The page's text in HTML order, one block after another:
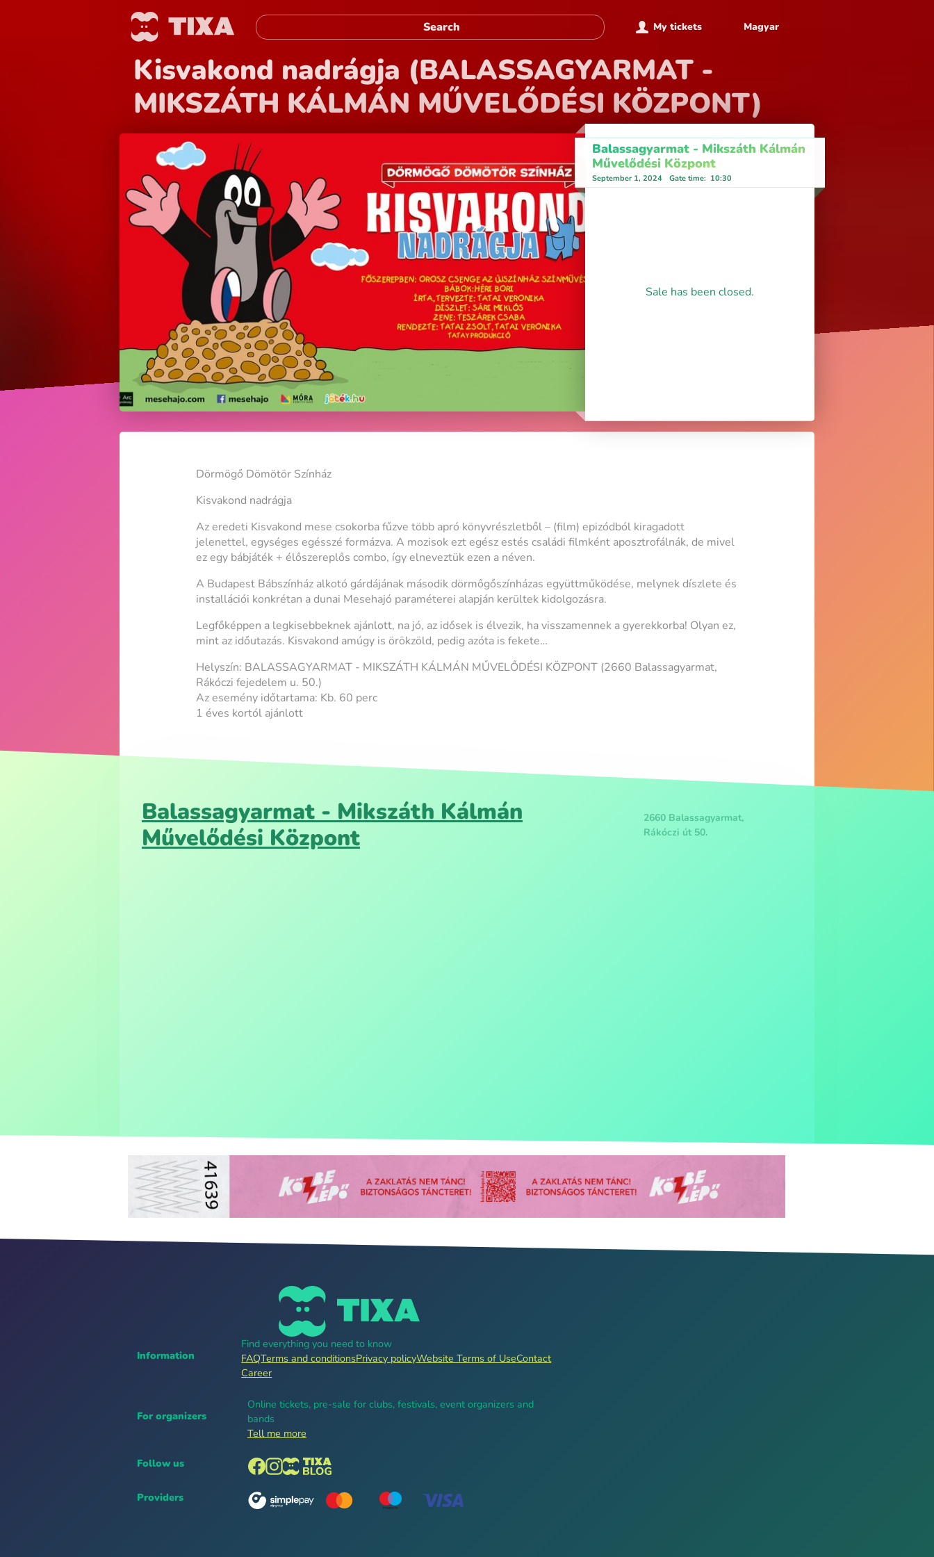
My tickets Magyar
Kisvakond nadrágja (BALASSAGYARMAT -
MIKSZÁTH KÁLMÁN MŰVELŐDÉSI KÖZPONT)
Balassagyarmat - Mikszáth Kálmán
Művelődési Központ
September 1, 2024 Gate time: 10:30
Sale has been closed.
Dörmögő Dömötör Színház
Kisvakond nadrágja
Az eredeti Kisvakond mese csokorba fűzve több apró könyvrészletből – (film) epizódból kiragadott
jelenettel, egységes egésszé formázva. A mozisok ezt egész estés családi filmként aposztrofálnák, de mivel
ez egy bábjáték + élőszereplős combo, így elneveztük ezen a néven.
A Budapest Bábszínház alkotó gárdájának második dörmőgőszínházas együttműködése, melynek díszlete és
installációi konkrétan a dunai Mesehajó paraméterei alapján kerültek kidolgozásra.
Legfőképpen a legkisebbeknek ajánlott, na jó, az idősek is élvezik, ha visszamennek a gyerekkorba! Olyan ez,
mint az időutazás. Kisvakond amúgy is örökzöld, pedig azóta is fekete…
Helyszín: BALASSAGYARMAT - MIKSZÁTH KÁLMÁN MŰVELŐDÉSI KÖZPONT (2660 Balassagyarmat,
Rákóczi fejedelem u. 50.)
Az esemény időtartama: Kb. 60 perc
1 éves kortól ajánlott
Balassagyarmat - Mikszáth Kálmán
Művelődési Központ
2660 Balassagyarmat,
Rákóczi út 50.
Information
Find everything you need to know
FAQTerms and conditionsPrivacy policyWebsite Terms of UseContact
Career
For organizers
Online tickets, pre-sale for clubs, festivals, event organizers and
bands
Tell me more
Follow us
Providers